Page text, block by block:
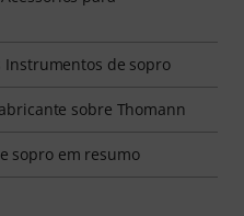
de sopro
sobre Thomann
sopro em resumo